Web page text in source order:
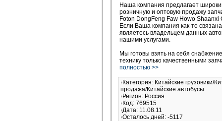
Наша компания предлагает
розничную и оптовую продажу
Foton DongFeng Faw Howo Shaanxi
Если Ваша компания как-то
являетесь владельцем данных
нашими услугами.
Мы готовы взять на себя
технику только качественными
полностью >>
Категория: Китайские грузовики/
продажа/Китайские автобусы
Регион: Россия
Код: 769515
Дата: 11.08.11
Осталось дней: -5117